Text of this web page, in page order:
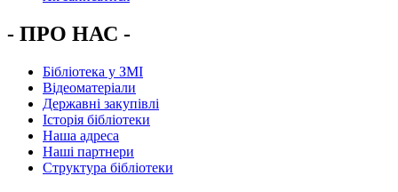
- ПРО НАС -
Бібліотека у ЗМІ
Відеоматеріали
Державні закупівлі
Історія бібліотеки
Наша адреса
Наші партнери
Структура бібліотеки